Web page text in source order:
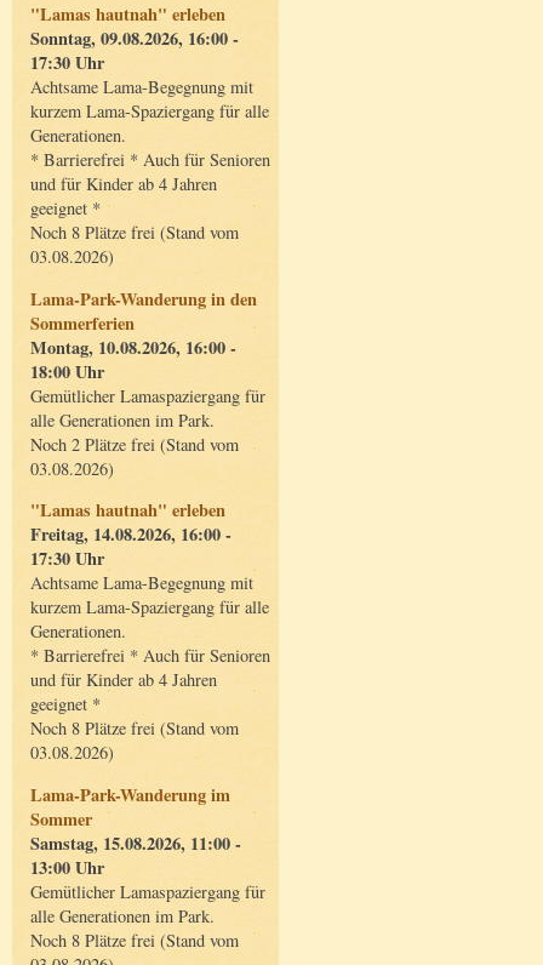
"Lamas hautnah" erleben
Sonntag, 09.08.2026, 16:00 -
17:30 Uhr
Achtsame Lama-Begegnung mit
kurzem Lama-Spaziergang für alle
Generationen.
* Barrierefrei * Auch für Senioren
und für Kinder ab 4 Jahren
geeignet *
Noch 8 Plätze frei (Stand vom
03.08.2026)
Lama-Park-Wanderung in den
Sommerferien
Montag, 10.08.2026, 16:00 -
18:00 Uhr
Gemütlicher Lamaspaziergang für
alle Generationen im Park.
Noch 2 Plätze frei (Stand vom
03.08.2026)
"Lamas hautnah" erleben
Freitag, 14.08.2026, 16:00 -
17:30 Uhr
Achtsame Lama-Begegnung mit
kurzem Lama-Spaziergang für alle
Generationen.
* Barrierefrei * Auch für Senioren
und für Kinder ab 4 Jahren
geeignet *
Noch 8 Plätze frei (Stand vom
03.08.2026)
Lama-Park-Wanderung im
Sommer
Samstag, 15.08.2026, 11:00 -
13:00 Uhr
Gemütlicher Lamaspaziergang für
alle Generationen im Park.
Noch 8 Plätze frei (Stand vom